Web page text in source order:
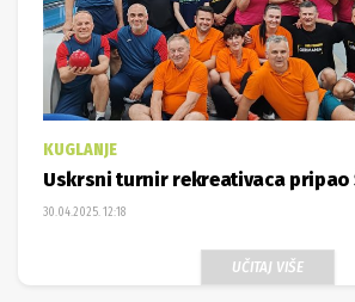
KUGLANJE
Uskrsni turnir rekreativaca pripao
30.04.2025. 12:18
UČITAJ VIŠE